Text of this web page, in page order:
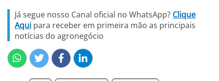
Já segue nosso Canal oficial no WhatsApp? Clique
Aqui para receber em primeira mão as principais
notícias do agronegócio